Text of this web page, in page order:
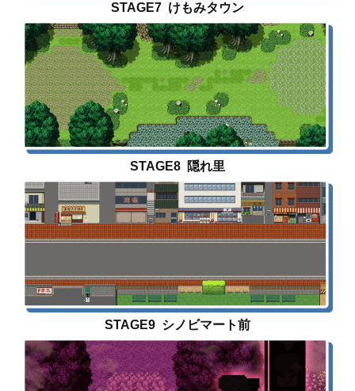
STAGE7 けもみタウン
STAGE8 隠れ里
STAGE9 シノビマート前